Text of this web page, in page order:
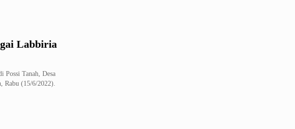
Labbiria
Tanah, Desa
Rabu (15/6/2022).